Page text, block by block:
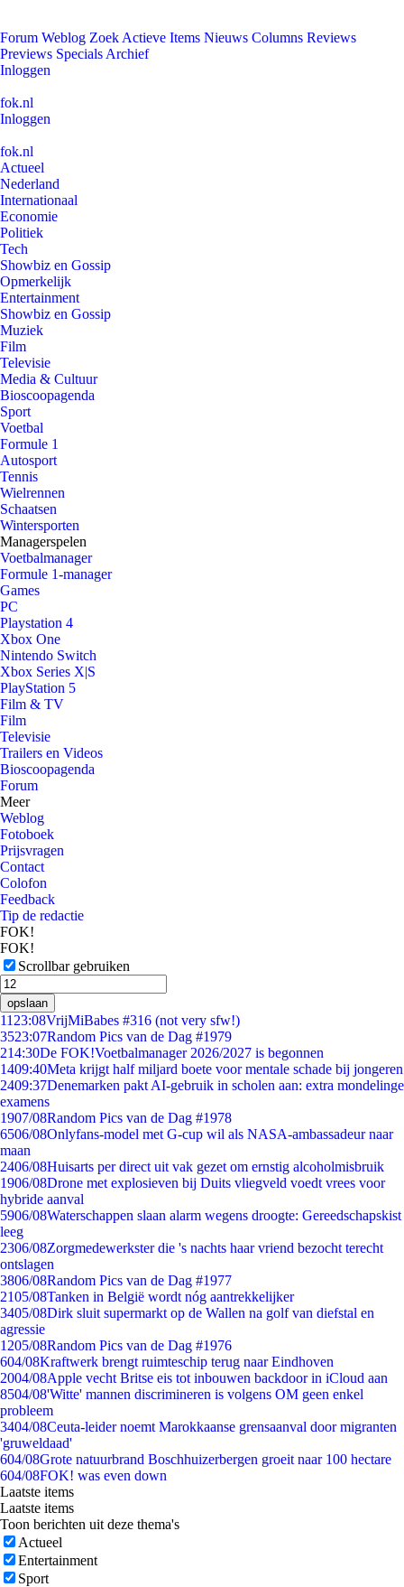
Forum Weblog Zoek Actieve Items Nieuws Columns Reviews
Previews Specials Archief
Inloggen
fok.nl
Inloggen
fok.nl
Actueel
Nederland
Internationaal
Economie
Politiek
Tech
Showbiz en Gossip
Opmerkelijk
Entertainment
Showbiz en Gossip
Muziek
Film
Televisie
Media & Cultuur
Bioscoopagenda
Sport
Voetbal
Formule 1
Autosport
Tennis
Wielrennen
Schaatsen
Wintersporten
Managerspelen
Voetbalmanager
Formule 1-manager
Games
PC
Playstation 4
Xbox One
Nintendo Switch
Xbox Series X|S
PlayStation 5
Film & TV
Film
Televisie
Trailers en Videos
Bioscoopagenda
Forum
Meer
Weblog
Fotoboek
Prijsvragen
Contact
Colofon
Feedback
Tip de redactie
FOK!
FOK!
Scrollbar gebruiken
opslaan
11 23:08VrijMiBabes #316 (not very sfw!)
3523:07Random Pics van de Dag #1979
214:30De FOK!Voetbalmanager 2026/2027 is begonnen
1409:40Meta krijgt half miljard boete voor mentale schade bij jongeren
2409:37Denemarken pakt AI-gebruik in scholen aan: extra mondelinge
examens
1907/08Random Pics van de Dag #1978
6506/08Onlyfans-model met G-cup wil als NASA-ambassadeur naar
maan
2406/08Huisarts per direct uit vak gezet om ernstig alcoholmisbruik
1906/08Drone met explosieven bij Duits vliegveld voedt vrees voor
hybride aanval
5906/08Waterschappen slaan alarm wegens droogte: Gereedschapskist
leeg
2306/08Zorgmedewerkster die 's nachts haar vriend bezocht terecht
ontslagen
3806/08Random Pics van de Dag #1977
2105/08Tanken in België wordt nóg aantrekkelijker
3405/08Dirk sluit supermarkt op de Wallen na golf van diefstal en
agressie
1205/08Random Pics van de Dag #1976
604/08Kraftwerk brengt ruimteschip terug naar Eindhoven
2004/08Apple vecht Britse eis tot inbouwen backdoor in iCloud aan
8504/08'Witte' mannen discrimineren is volgens OM geen enkel
probleem
3404/08Ceuta-leider noemt Marokkaanse grensaanval door migranten
'gruweldaad'
604/08Grote natuurbrand Boschhuizerbergen groeit naar 100 hectare
604/08FOK! was even down
Laatste items
Laatste items
Toon berichten uit deze thema's
Actueel
Entertainment
Sport